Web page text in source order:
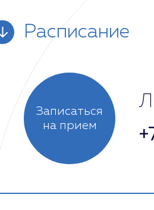
Расписание
Понедельник
Вторник
Записаться
на прием